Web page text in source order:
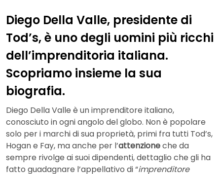
Diego Della Valle, presidente di
Tod’s, è uno degli uomini più ricchi
dell’imprenditoria italiana.
Scopriamo insieme la sua
biografia.
Diego Della Valle è un imprenditore italiano,
conosciuto in ogni angolo del globo. Non è popolare
solo per i marchi di sua proprietà, primi fra tutti Tod’s,
Hogan e Fay, ma anche per l’attenzioneche da
sempre rivolge ai suoi dipendenti, dettaglio che gli ha
fatto guadagnare l’appellativo di “imprenditore